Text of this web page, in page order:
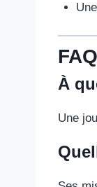
À
Une